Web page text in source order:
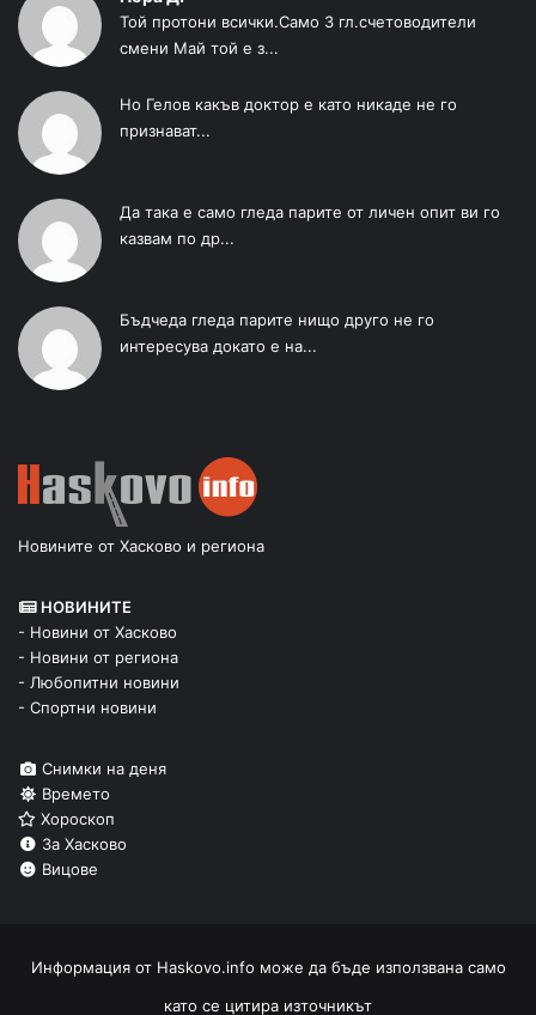
Той протони всички.Само 3 гл.счетоводители
смени Май той е з...
Но Гелов какъв доктор е като никаде не го
признават...
Да така е само гледа парите от личен опит ви го
казвам по др...
Бъдчеда гледа парите нищо друго не го
интересува докато е на...
Новините от Хасково и региона
НОВИНИТЕ
- Новини от Хасково
- Новини от региона
- Любопитни новини
- Спортни новини
Снимки на деня
Времето
Хороскоп
За Хасково
Вицове
Информация от Haskovo.info може да бъде използвана само
като се цитира източникът